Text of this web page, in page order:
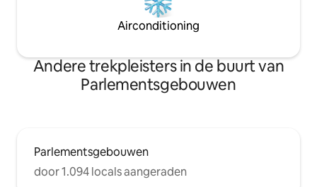
Airconditioning
Andere trekpleisters in de buurt van
Parlementsgebouwen
Parlementsgebouwen
door 1.094 locals aangeraden